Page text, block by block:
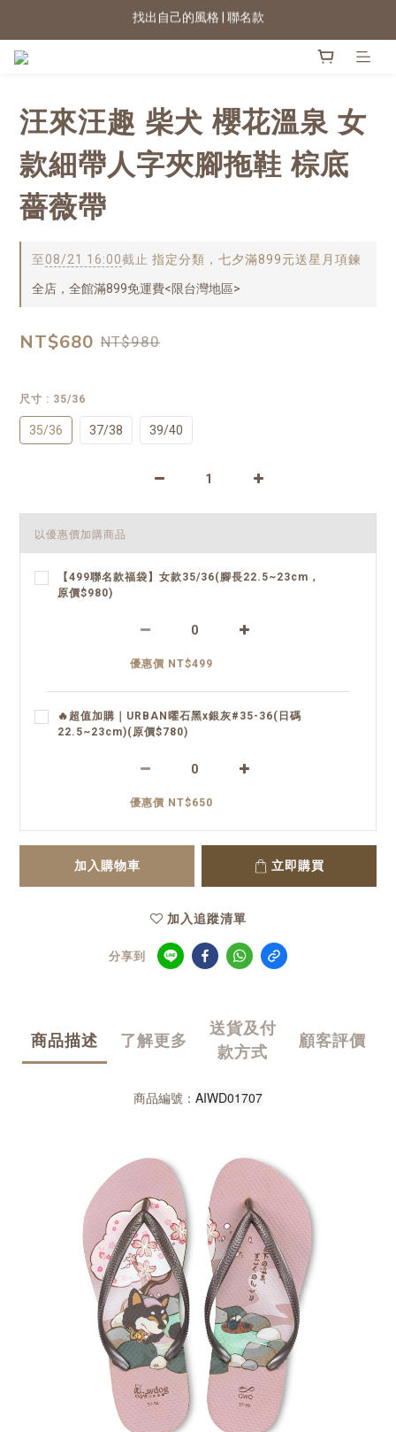
2026新色上市 | 快看
汪來汪趣 柴犬 櫻花溫泉 女
款細帶人字夾腳拖鞋 棕底
薔薇帶
至08/21 16:00截止 指定分類，七夕滿899元送星月項鍊
全店，全館滿899免運費<限台灣地區>
NT$680 NT$980
尺寸 : 35/36
35/36 37/38 39/40
以優惠價加購商品
【499聯名款福袋】女款35/36(腳長22.5~23cm，
原價$980)
優惠價 NT$499
🔥超值加購｜URBAN曜石黑x銀灰#35-36(日碼
22.5~23cm)(原價$780)
優惠價 NT$650
加入購物車 立即購買
加入追蹤清單
分享到
商品描述 了解更多
送貨及付
款方式
顧客評價
商品編號： AIWD01707